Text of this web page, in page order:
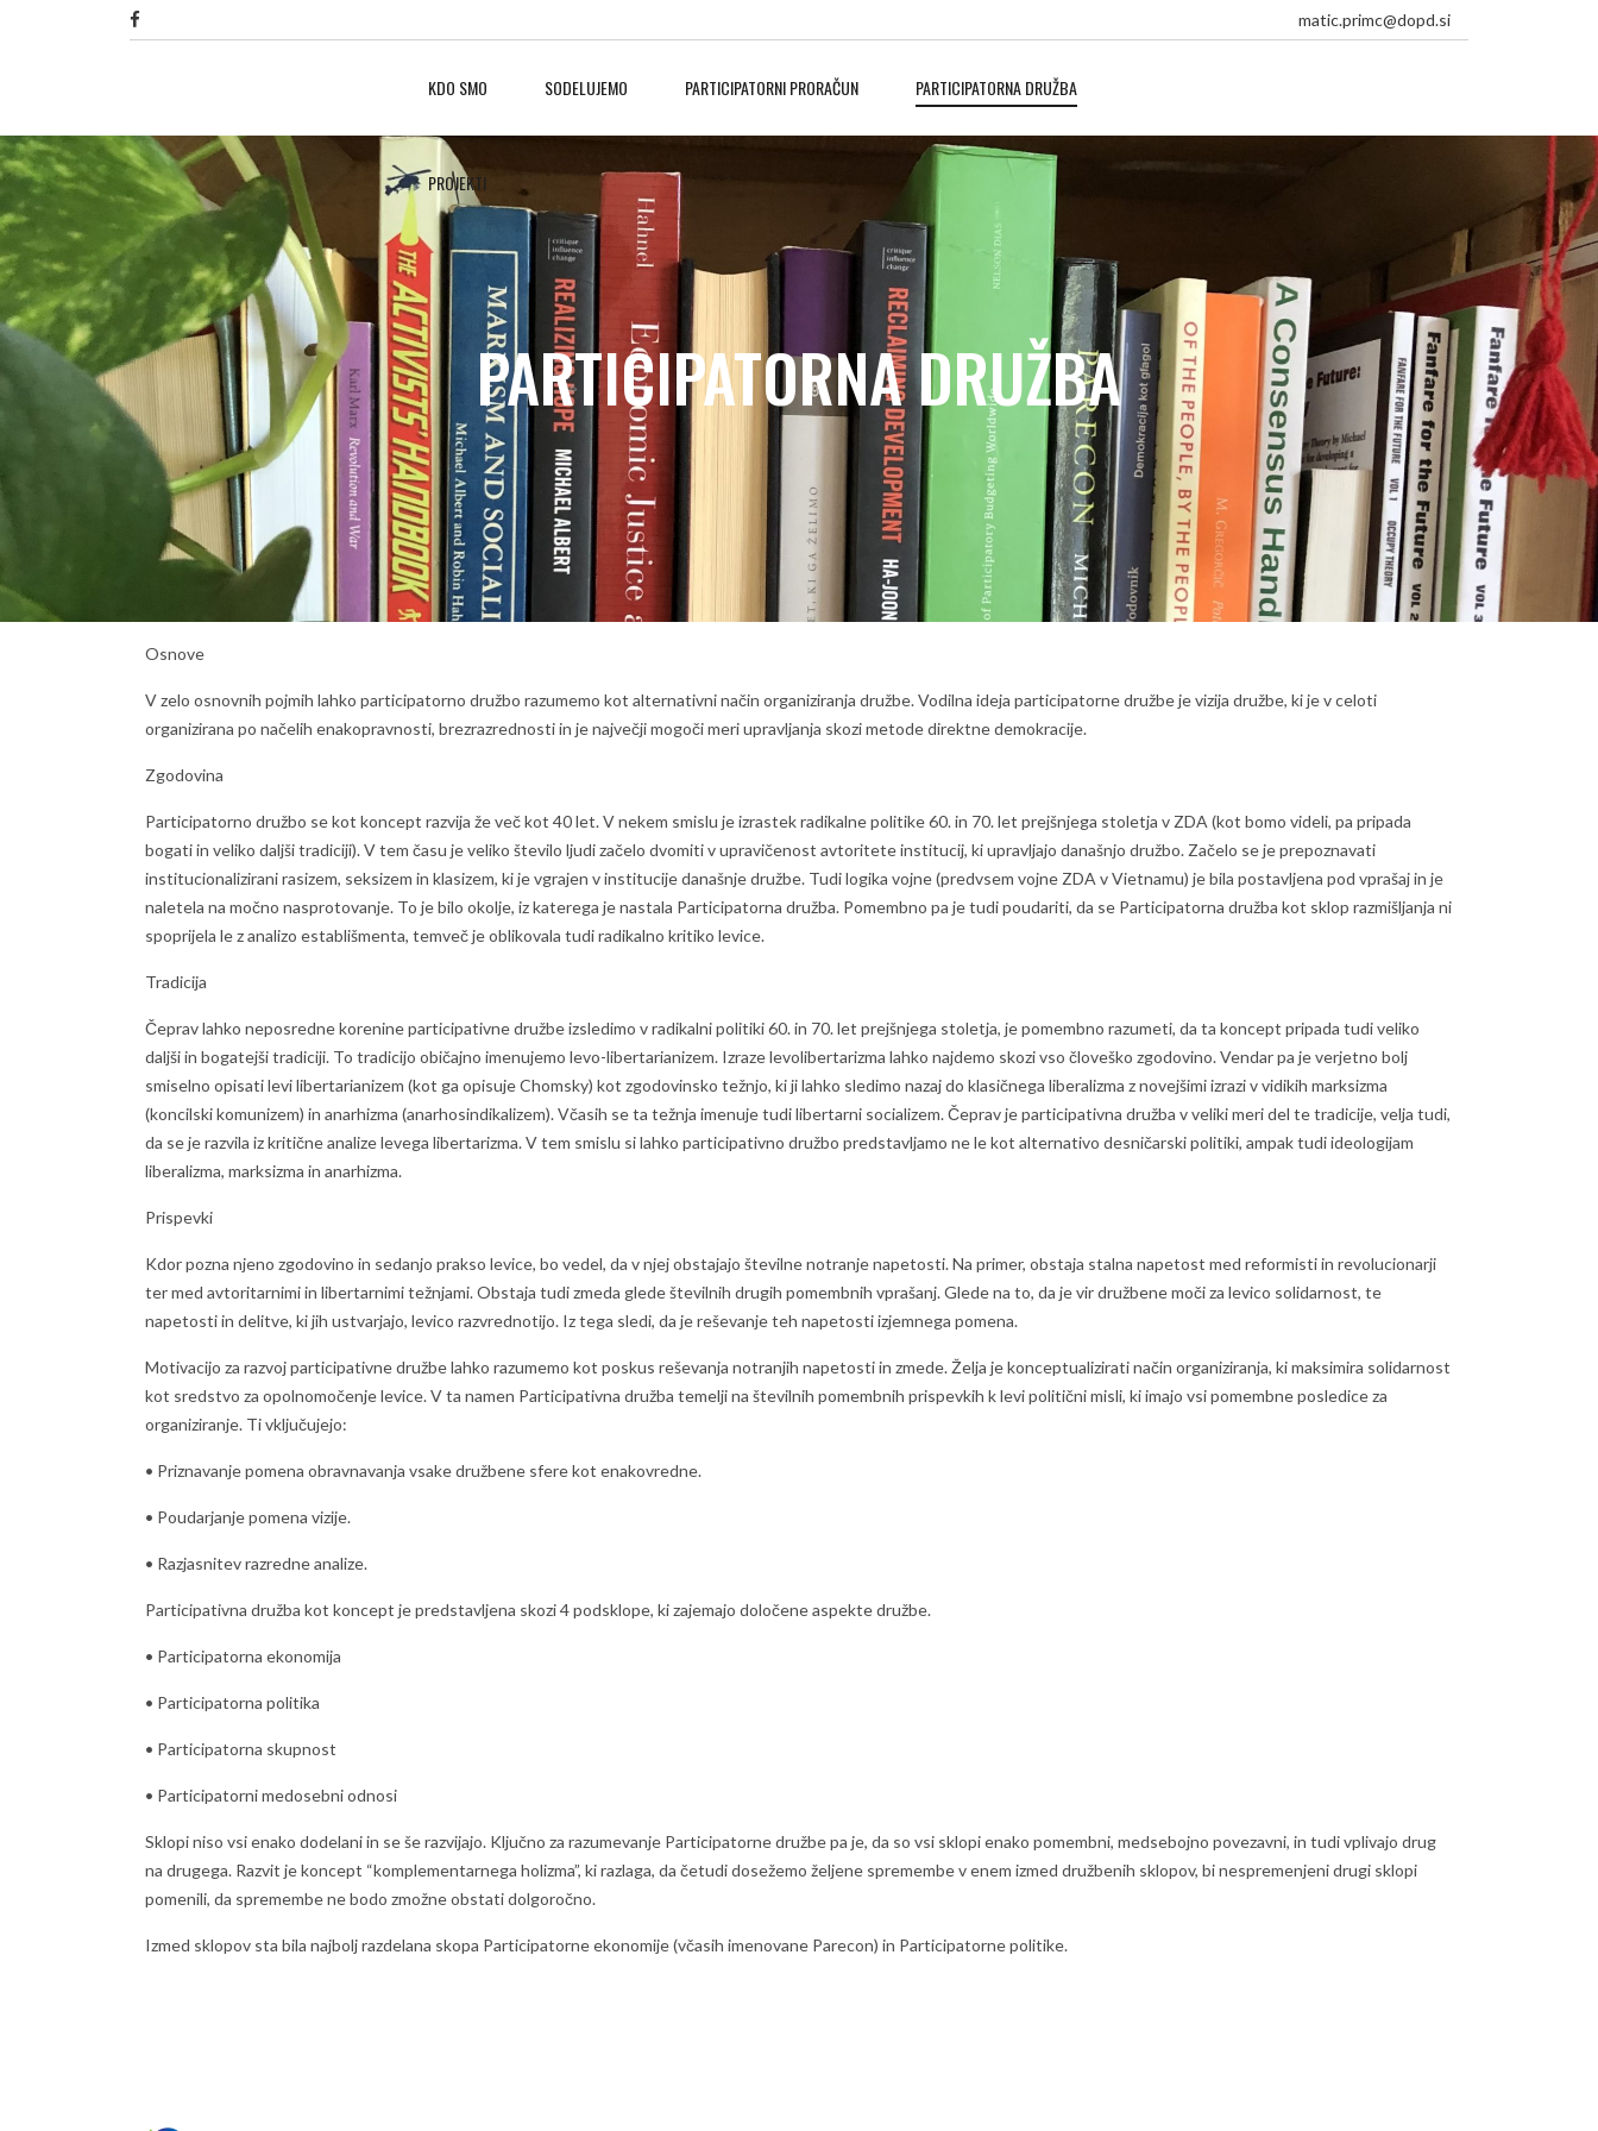
matic.primc@dopd.si
KDO SMO SODELUJEMO PARTICIPATORNI PRORAČUN PARTICIPATORNA DRUŽBA
PROJEKTI
PARTICIPATORNA DRUŽBA
Osnove
V zelo osnovnih pojmih lahko participatorno družbo razumemo kot alternativni način organiziranja družbe. Vodilna ideja participatorne družbe je vizija družbe, ki je v celoti
organizirana po načelih enakopravnosti, brezrazrednosti in je največji mogoči meri upravljanja skozi metode direktne demokracije.
Zgodovina
Participatorno družbo se kot koncept razvija že več kot 40 let. V nekem smislu je izrastek radikalne politike 60. in 70. let prejšnjega stoletja v ZDA (kot bomo videli, pa pripada
bogati in veliko daljši tradiciji). V tem času je veliko število ljudi začelo dvomiti v upravičenost avtoritete institucij, ki upravljajo današnjo družbo. Začelo se je prepoznavati
institucionalizirani rasizem, seksizem in klasizem, ki je vgrajen v institucije današnje družbe. Tudi logika vojne (predvsem vojne ZDA v Vietnamu) je bila postavljena pod vprašaj in je
naletela na močno nasprotovanje. To je bilo okolje, iz katerega je nastala Participatorna družba. Pomembno pa je tudi poudariti, da se Participatorna družba kot sklop razmišljanja ni
spoprijela le z analizo establišmenta, temveč je oblikovala tudi radikalno kritiko levice.
Tradicija
Čeprav lahko neposredne korenine participativne družbe izsledimo v radikalni politiki 60. in 70. let prejšnjega stoletja, je pomembno razumeti, da ta koncept pripada tudi veliko
daljši in bogatejši tradiciji. To tradicijo običajno imenujemo levo-libertarianizem. Izraze levolibertarizma lahko najdemo skozi vso človeško zgodovino. Vendar pa je verjetno bolj
smiselno opisati levi libertarianizem (kot ga opisuje Chomsky) kot zgodovinsko težnjo, ki ji lahko sledimo nazaj do klasičnega liberalizma z novejšimi izrazi v vidikih marksizma
(koncilski komunizem) in anarhizma (anarhosindikalizem). Včasih se ta težnja imenuje tudi libertarni socializem. Čeprav je participativna družba v veliki meri del te tradicije, velja tudi,
da se je razvila iz kritične analize levega libertarizma. V tem smislu si lahko participativno družbo predstavljamo ne le kot alternativo desničarski politiki, ampak tudi ideologijam
liberalizma, marksizma in anarhizma.
Prispevki
Kdor pozna njeno zgodovino in sedanjo prakso levice, bo vedel, da v njej obstajajo številne notranje napetosti. Na primer, obstaja stalna napetost med reformisti in revolucionarji
ter med avtoritarnimi in libertarnimi težnjami. Obstaja tudi zmeda glede številnih drugih pomembnih vprašanj. Glede na to, da je vir družbene moči za levico solidarnost, te
napetosti in delitve, ki jih ustvarjajo, levico razvrednotijo. Iz tega sledi, da je reševanje teh napetosti izjemnega pomena.
Motivacijo za razvoj participativne družbe lahko razumemo kot poskus reševanja notranjih napetosti in zmede. Želja je konceptualizirati način organiziranja, ki maksimira solidarnost
kot sredstvo za opolnomočenje levice. V ta namen Participativna družba temelji na številnih pomembnih prispevkih k levi politični misli, ki imajo vsi pomembne posledice za
organiziranje. Ti vključujejo:
• Priznavanje pomena obravnavanja vsake družbene sfere kot enakovredne.
• Poudarjanje pomena vizije.
• Razjasnitev razredne analize.
Participativna družba kot koncept je predstavljena skozi 4 podsklope, ki zajemajo določene aspekte družbe.
• Participatorna ekonomija
• Participatorna politika
• Participatorna skupnost
• Participatorni medosebni odnosi
Sklopi niso vsi enako dodelani in se še razvijajo. Ključno za razumevanje Participatorne družbe pa je, da so vsi sklopi enako pomembni, medsebojno povezavni, in tudi vplivajo drug
na drugega. Razvit je koncept “komplementarnega holizma”, ki razlaga, da četudi dosežemo željene spremembe v enem izmed družbenih sklopov, bi nespremenjeni drugi sklopi
pomenili, da spremembe ne bodo zmožne obstati dolgoročno.
Izmed sklopov sta bila najbolj razdelana skopa Participatorne ekonomije (včasih imenovane Parecon) in Participatorne politike.